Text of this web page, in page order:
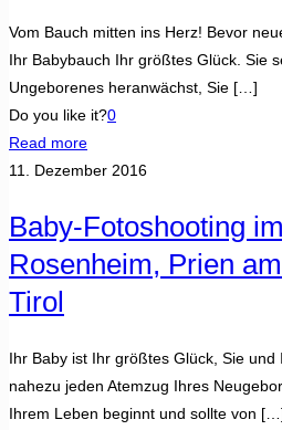
Vom Bauch mitten ins Herz! Bevor
Ihr Babybauch Ihr größtes Glück. Sie
Ungeborenes heranwächst, Sie […]
Do you like it?0
Read more
11. Dezember 2016
Baby-Fotoshooting
Rosenheim, Prien
Tirol
Ihr Baby ist Ihr größtes Glück, Sie
nahezu jeden Atemzug Ihres
Ihrem Leben beginnt und sollte von